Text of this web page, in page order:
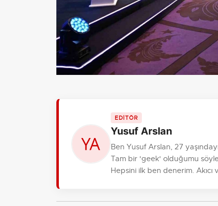
EDİTÖR
Yusuf Arslan
Ben Yusuf Arslan, 27
Tam bir 'geek' olduğumu
Hepsini ilk ben denerim.